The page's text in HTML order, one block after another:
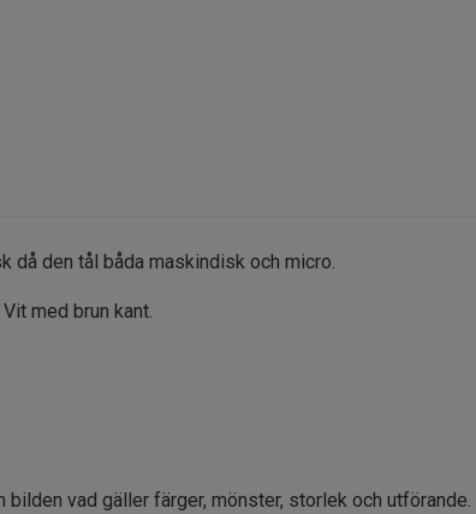
då den tål båda maskindisk och micro.
med brun kant.
vad gäller färger, mönster, storlek och utförande.